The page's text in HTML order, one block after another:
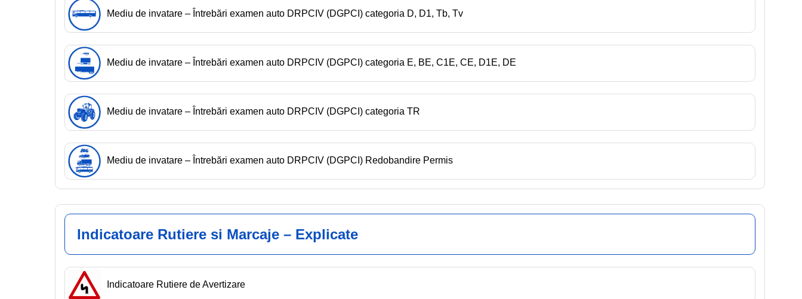
Mediu de invatare – Întrebări examen auto DRPCIV (DGPCI) categoria D, D1, Tb, Tv
Mediu de invatare – Întrebări examen auto DRPCIV (DGPCI) categoria E, BE, C1E, CE, D1E, DE
Mediu de invatare – Întrebări examen auto DRPCIV (DGPCI) categoria TR
Mediu de invatare – Întrebări examen auto DRPCIV (DGPCI) Redobandire Permis
Indicatoare Rutiere si Marcaje – Explicate
Indicatoare Rutiere de Avertizare